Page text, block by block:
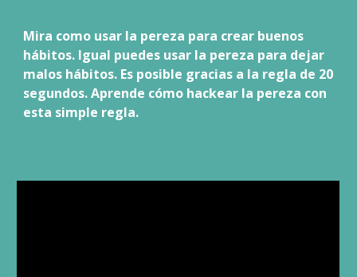
Mira como usar la pereza para crear buenos
hábitos. Igual puedes usar la pereza para dejar
malos hábitos. Es posible gracias a la regla de 20
segundos. Aprende cómo hackear la pereza con
esta simple regla.